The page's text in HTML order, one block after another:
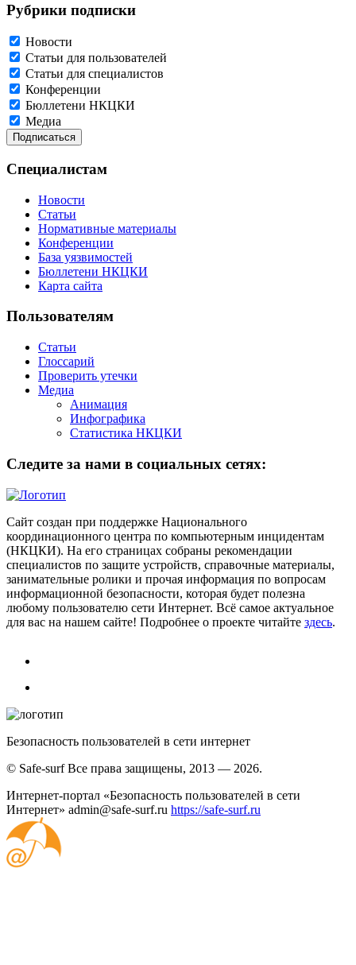
Рубрики подписки
Новости
Статьи для пользователей
Статьи для специалистов
Конференции
Бюллетени НКЦКИ
Медиа
Специалистам
Новости
Статьи
Нормативные материалы
Конференции
База уязвимостей
Бюллетени НКЦКИ
Карта сайта
Пользователям
Статьи
Глоссарий
Проверить утечки
Медиа
Анимация
Инфографика
Статистика НКЦКИ
Следите за нами в социальных сетях:
Сайт создан при поддержке Национального
координационного центра по компьютерным инцидентам
(НКЦКИ). На его страницах собраны рекомендации
специалистов по защите устройств, справочные материалы,
занимательные ролики и прочая информация по вопросам
информационной безопасности, которая будет полезна
любому пользователю сети Интернет. Всё самое актуальное
для вас на нашем сайте! Подробнее о проекте читайте здесь.
Безопасность пользователей в сети интернет
© Safe-surf Все права защищены, 2013 — 2026.
Интернет-портал «Безопасность пользователей в сети
Интернет» admin@safe-surf.ru https://safe-surf.ru